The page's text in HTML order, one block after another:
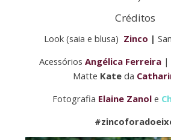
Créditos
Look (saia e blusa) Zinco |
Acessórios Angélica Ferreira|
Matte Kate da
Fotografia Elaine Zanol e